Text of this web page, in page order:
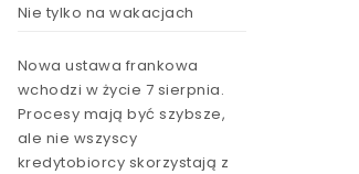
Nie tylko na wakacjach
Nowa ustawa frankowa
wchodzi w życie 7 sierpnia.
Procesy mają być szybsze,
ale nie wszyscy
kredytobiorcy skorzystają z